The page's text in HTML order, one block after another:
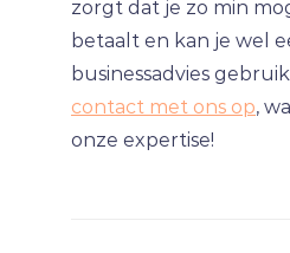
zorgt dat je zo min
betaalt en kan je wel
businessadvies
contact met ons op,
onze expertise!